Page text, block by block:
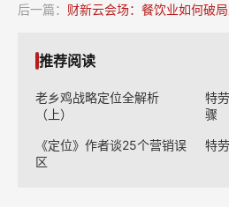
后一篇： 财新云会场：餐饮业如何破
推荐阅读
老乡鸡战略定位全解析
（上）
特
骤
《定位》作者谈25个营销误
区
特